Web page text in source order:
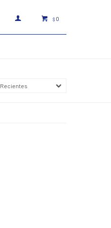
$ 0
Recientes